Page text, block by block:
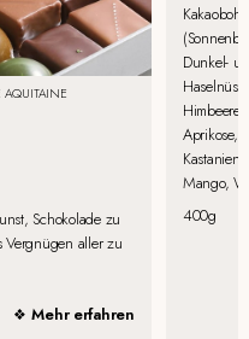
AQUITAINE
Schokolade zu
Vergnügen aller zu
Mehr erfahren
Dunkel-
Aprikose,
Mango,
400g